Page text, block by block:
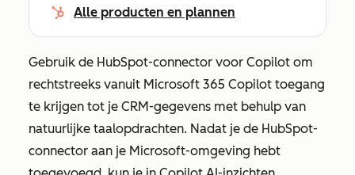
Alle producten en plannen
Gebruik de HubSpot-connector voor Copilot om
rechtstreeks vanuit Microsoft 365 Copilot toegang
te krijgen tot je CRM-gegevens met behulp van
natuurlijke taalopdrachten. Nadat je de HubSpot-
connector aan je Microsoft-omgeving hebt